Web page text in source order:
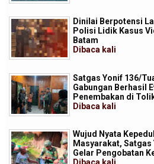
Dinilai Berpotensi
Polisi Lidik Kasus
Batam
Dibaca kali
Satgas Yonif 136/
Gabungan Berhasil
Penembakan di
Dibaca kali
Wujud Nyata
Masyarakat,
Gelar Pengobatan